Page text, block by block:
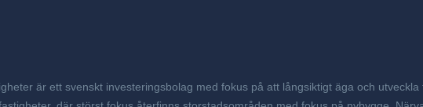
är ett svenskt investeringsbolag med fokus på att långsiktigt äga och